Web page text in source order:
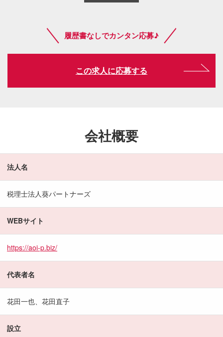
履歴書なしでカンタン応募♪
この求人に応募する
会社概要
法人名
税理士法人葵パートナーズ
WEBサイト
https://aoi-p.biz/
代表者名
花田一也、花田直子
設立